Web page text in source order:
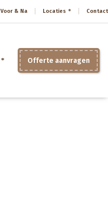
Voor & Na Locaties Contact
Offerte aanvragen